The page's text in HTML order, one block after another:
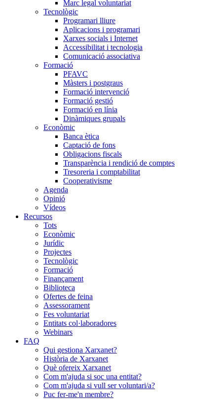
Marc legal voluntariat
Tecnològic
Programari lliure
Aplicacions i programari
Xarxes socials i Internet
Accessibilitat i tecnologia
Comunicació associativa
Formació
PFAVC
Màsters i postgraus
Formació intervenció
Formació gestió
Formació en línia
Dinàmiques grupals
Econòmic
Banca ètica
Captació de fons
Obligacions fiscals
Transparència i rendició de comptes
Tresoreria i comptabilitat
Cooperativisme
Agenda
Opinió
Vídeos
Recursos
Tots
Econòmic
Jurídic
Projectes
Tecnològic
Formació
Finançament
Biblioteca
Ofertes de feina
Assessorament
Fes voluntariat
Entitats col·laboradores
Webinars
FAQ
Qui gestiona Xarxanet?
Història de Xarxanet
Què ofereix Xarxanet
Com m'ajuda si soc una entitat?
Com m'ajuda si vull ser voluntari/a?
Puc fer-me'n membre?